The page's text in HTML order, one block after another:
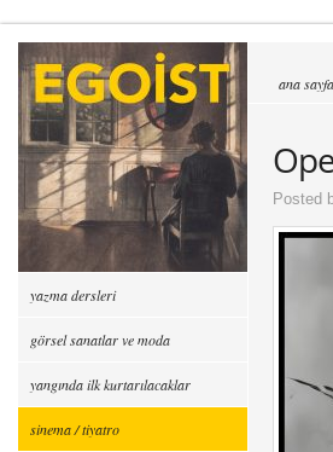
ana sayfa
Posted
yazma dersleri
görsel sanatlar ve moda
yangında ilk kurtarılacaklar
sinema / tiyatro